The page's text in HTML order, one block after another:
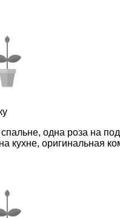
одна роза на
кухне, оригинальная